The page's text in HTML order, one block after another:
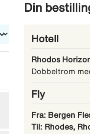
sø 30 mai
NOK/voksen
Din
Hotell
Rhodos
Dobbeltrom
Fly
Fra: Bergen
Til: Rhodes,